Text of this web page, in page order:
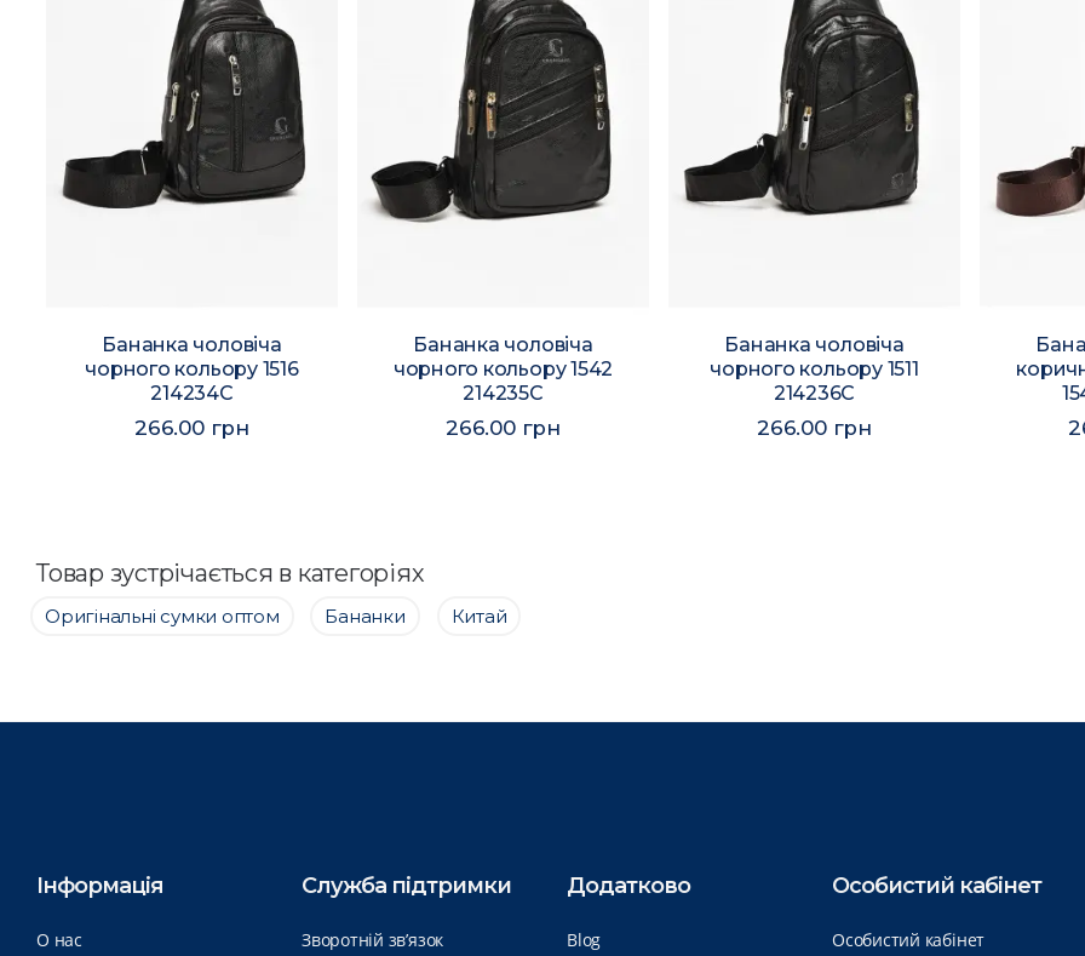
Бананка чоловіча
чорного кольору 1516
214234C
266.00 грн
Бананка чоловіча
чорного кольору 1542
214235C
266.00 грн
Бананка чоловіча
чорного кольору 1511
214236C
266.00 грн
Товар зустрічається в категоріях
Оригінальні сумки оптом Бананки Китай
Інформація
О нас
Служба підтримки
Зворотній зв’язок
Додатково
Blog
Особистий кабінет
Особистий кабінет